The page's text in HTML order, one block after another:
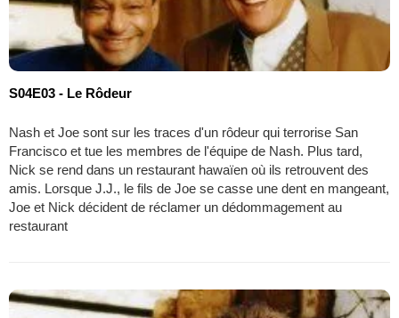
S04E03 - Le Rôdeur
Nash et Joe sont sur les traces d'un rôdeur qui terrorise San
Francisco et tue les membres de l'équipe de Nash. Plus tard,
Nick se rend dans un restaurant hawaïen où ils retrouvent des
amis. Lorsque J.J., le fils de Joe se casse une dent en mangeant,
Joe et Nick décident de réclamer un dédommagement au
restaurant